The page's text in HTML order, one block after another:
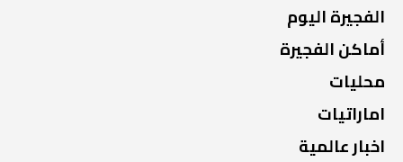
الفجيرة اليوم
أماكن الفجيرة
محليات
اماراتيات
اخبار عالمية